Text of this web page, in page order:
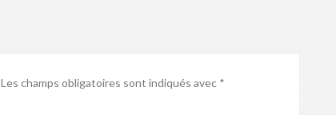
Les champs obligatoires sont indiqués avec *